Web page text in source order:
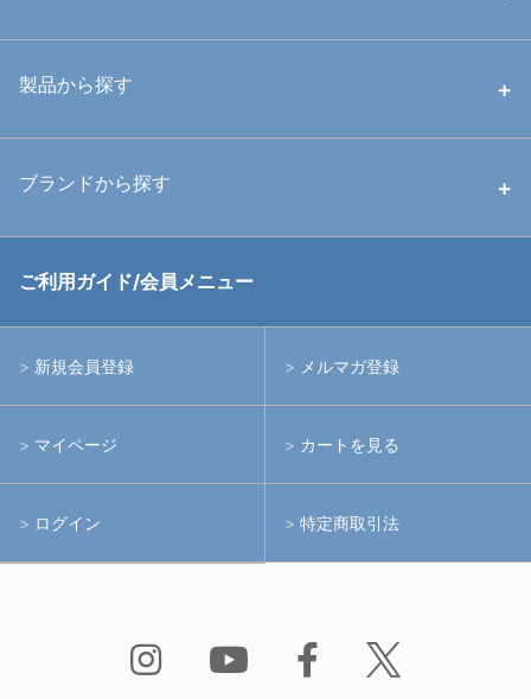
中古ハウジング
中古アームシステム
製品から探す
ハウジング
ライト
アームシステム
アクションカメラ(GoPro等)
水中用品
ブランドから探す
RGBlue
イノン
ご利用ガイド/会員メニュー
新規会員登録 メルマガ登録
マイページ カートを見る
ログイン 特定商取引法